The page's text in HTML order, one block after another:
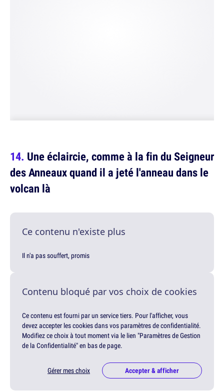
Une éclaircie, comme à la fin du Seigneur
des Anneaux quand il a jeté l'anneau dans le
volcan là
Ce contenu n'existe plus
Il n'a pas souffert, promis
Contenu bloqué par vos choix de cookies
Ce contenu est fourni par un service tiers. Pour l'afficher, vous
devez accepter les cookies dans vos paramètres de confidentialité.
Modifiez ce choix à tout moment via le lien "Paramètres de Gestion
de la Confidentialité" en bas de page.
Gérer mes choix Accepter & afficher